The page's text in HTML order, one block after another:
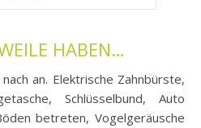
HABEN…
an. Elektrische Zahnbürste,
Schlüsselbund, Auto
betreten, Vogelgeräusche